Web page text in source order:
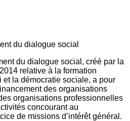
du dialogue social, créé par la
relative à la formation
et la démocratie sociale, a pour
des organisations
organisations professionnelles
concourant au
de missions d’intérêt général.